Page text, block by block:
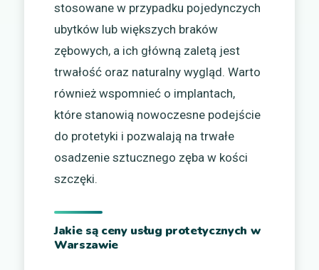
stosowane w przypadku pojedynczych
ubytków lub większych braków
zębowych, a ich główną zaletą jest
trwałość oraz naturalny wygląd. Warto
również wspomnieć o implantach,
które stanowią nowoczesne podejście
do protetyki i pozwalają na trwałe
osadzenie sztucznego zęba w kości
szczęki.
Jakie są ceny usług protetycznych w
Warszawie